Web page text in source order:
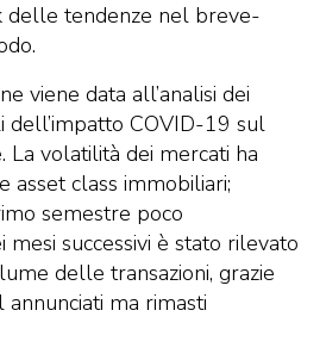
delle tendenze nel breve-
viene data all’analisi dei
COVID-19 sul
La volatilità dei mercati ha
asset class immobiliari;
semestre poco
mesi successivi è stato rilevato
delle transazioni, grazie
ma rimasti